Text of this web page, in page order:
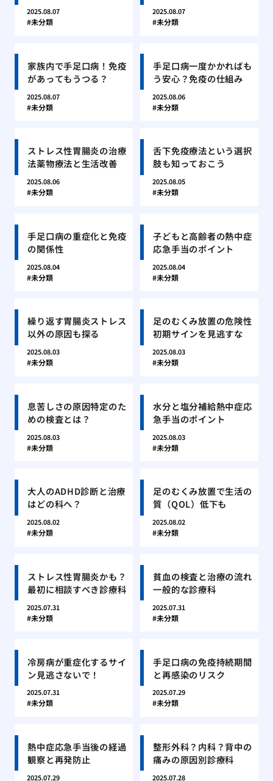
2025.08.07
未分類
2025.08.07
未分類
家族内で手足口病！免疫
があってもうつる？
2025.08.07
未分類
手足口病一度かかればも
う安心？免疫の仕組み
2025.08.06
未分類
ストレス性胃腸炎の治療
法薬物療法と生活改善
2025.08.06
未分類
舌下免疫療法という選択
肢も知っておこう
2025.08.05
未分類
手足口病の重症化と免疫
の関係性
2025.08.04
未分類
子どもと高齢者の熱中症
応急手当のポイント
2025.08.04
未分類
繰り返す胃腸炎ストレス
以外の原因も探る
2025.08.03
未分類
足のむくみ放置の危険性
初期サインを見逃すな
2025.08.03
未分類
息苦しさの原因特定のた
めの検査とは？
2025.08.03
未分類
水分と塩分補給熱中症応
急手当のポイント
2025.08.03
未分類
大人のADHD診断と治療
はどの科へ？
2025.08.02
未分類
足のむくみ放置で生活の
質（QOL）低下も
2025.08.02
未分類
ストレス性胃腸炎かも？
最初に相談すべき診療科
2025.07.31
未分類
貧血の検査と治療の流れ
一般的な診療科
2025.07.31
未分類
冷房病が重症化するサイ
ン見逃さないで！
2025.07.31
未分類
手足口病の免疫持続期間
と再感染のリスク
2025.07.29
未分類
熱中症応急手当後の経過
観察と再発防止
2025.07.29
整形外科？内科？背中の
痛みの原因別診療科
2025.07.28